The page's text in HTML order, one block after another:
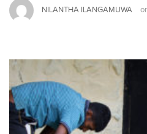
NILANTHA ILANGAMUWA